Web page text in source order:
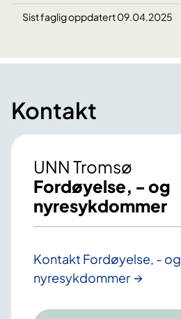
Sist faglig oppdatert 09.04.2025
Kontakt
UNN Tromsø
Fordøyelse, - og
nyresykdommer
Kontakt Fordøyelse, - og
nyresykdommer